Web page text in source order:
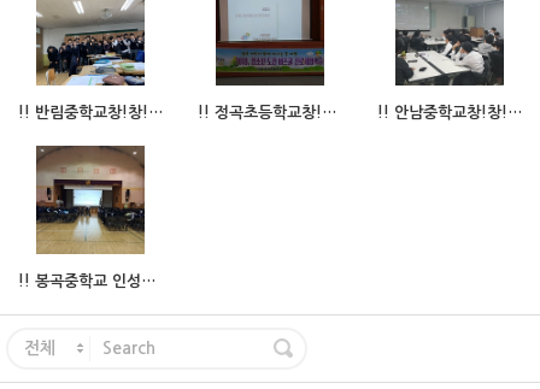
!! 반림중학교창!창!한비즈쿨프로그램수업비즈쿨수업 !! !! 정곡초등학교창!창!한비즈쿨프로그램수업비즈쿨수업 !! !! 안남중학교창!창!한비즈쿨프로그램수업비즈쿨수업 !!
!! 봉곡중학교 인성+소통스피치 특강 !!
전체